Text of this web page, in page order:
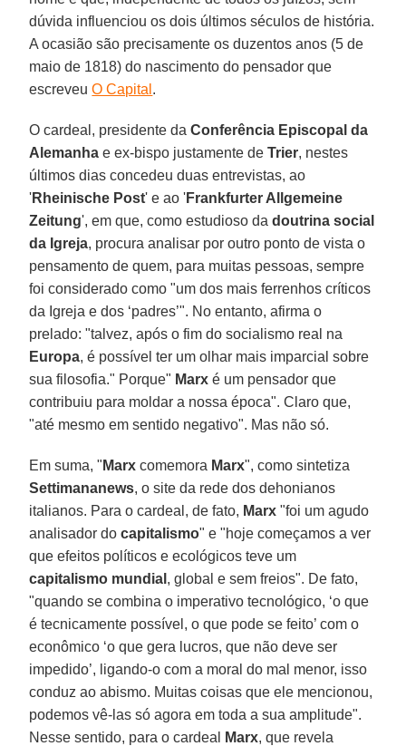
dúvida influenciou os dois últimos séculos de história.
A ocasião são precisamente os duzentos anos (5 de
maio de 1818) do nascimento do pensador que
escreveuO Capital .
O cardeal, presidente daConferência Episcopal da
Alemanha e ex-bispo justamente deTrier, nestes
últimos dias concedeu duas entrevistas, ao
'Rheinische Post' e ao 'Frankfurter Allgemeine
Zeitung', em que, como estudioso dadoutrina social
da Igreja, procura analisar por outro ponto de vista o
pensamento de quem, para muitas pessoas, sempre
foi considerado como "um dos mais ferrenhos críticos
da Igreja e dos ‘padres’". No entanto, afirma o
prelado: "talvez, após o fim do socialismo real na
Europa, é possível ter um olhar mais imparcial sobre
sua filosofia." Porque" Marx é um pensador que
contribuiu para moldar a nossa época". Claro que,
"até mesmo em sentido negativo". Mas não só.
Em suma, " Marx comemora Marx", como sintetiza
Settimananews, o site da rede dos dehonianos
italianos. Para o cardeal, de fato, Marx "foi um agudo
analisador docapitalismo" e "hoje começamos a ver
que efeitos políticos e ecológicos teve um
capitalismo mundial , global e sem freios". De fato,
"quando se combina o imperativo tecnológico, ‘o que
é tecnicamente possível, o que pode se feito’ com o
econômico ‘o que gera lucros, que não deve ser
impedido’, ligando-o com a moral do mal menor, isso
conduz ao abismo. Muitas coisas que ele mencionou,
podemos vê-las só agora em toda a sua amplitude".
Nesse sentido, para o cardeal
Marx, que revela